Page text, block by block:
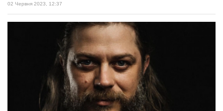
02 Червня 2023, 12:37